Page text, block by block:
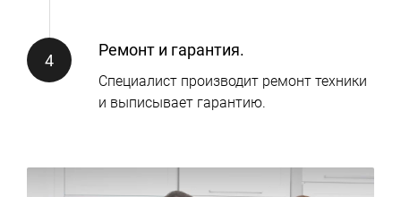
Ремонт и гарантия.
Специалист производит ремонт техники
и выписывает гарантию.